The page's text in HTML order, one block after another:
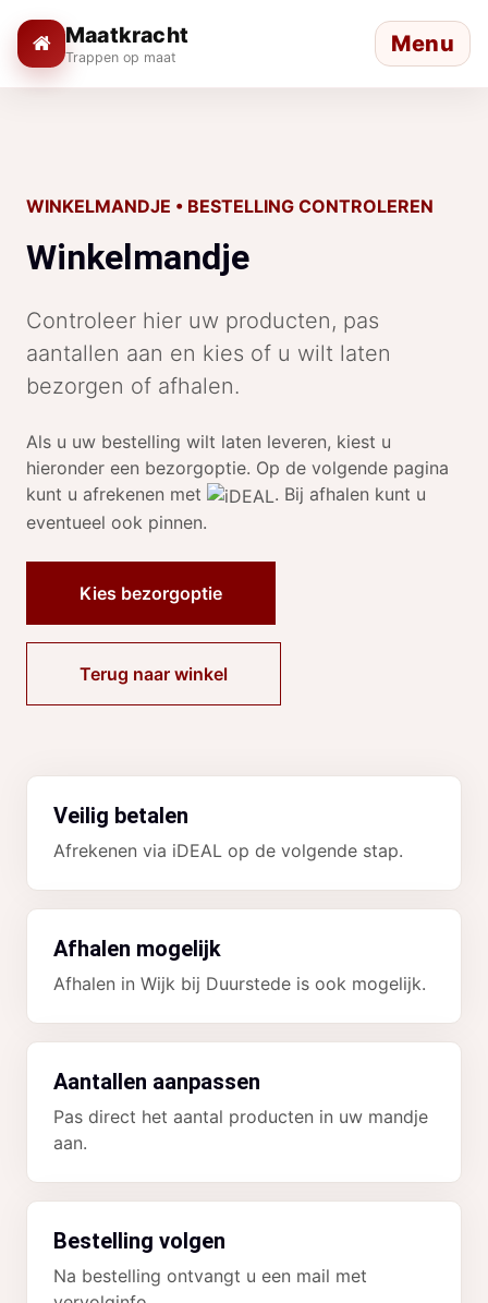
Maatkracht
Trappen op maat Menu
WINKELMANDJE • BESTELLING CONTROLEREN
Winkelmandje
Controleer hier uw producten, pas
aantallen aan en kies of u wilt laten
bezorgen of afhalen.
Als u uw bestelling wilt laten leveren, kiest u
hieronder een bezorgoptie. Op de volgende pagina
kunt u afrekenen met
. Bij afhalen kunt u
eventueel ook pinnen.
Kies bezorgoptie
Terug naar winkel
Veilig betalen
Afrekenen via iDEAL op de volgende stap.
Afhalen mogelijk
Afhalen in Wijk bij Duurstede is ook mogelijk.
Aantallen aanpassen
Pas direct het aantal producten in uw mandje
aan.
Bestelling volgen
Na bestelling ontvangt u een mail met